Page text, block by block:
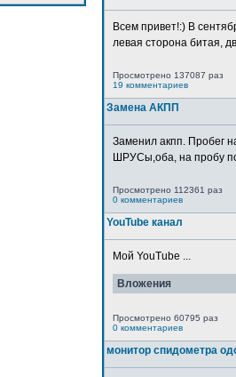
Всем привет!:) В
левая сторона битая,
Просмотрено 137087 раз
19 комментариев
Замена АКПП
Заменил акпп. Пробег
ШРУСы,оба, на пробу
Просмотрено 112361 раз
0 комментариев
YouTube канал
Мой YouTube ...
Вложения
Просмотрено 60795 раз
0 комментариев
монитор спидометра